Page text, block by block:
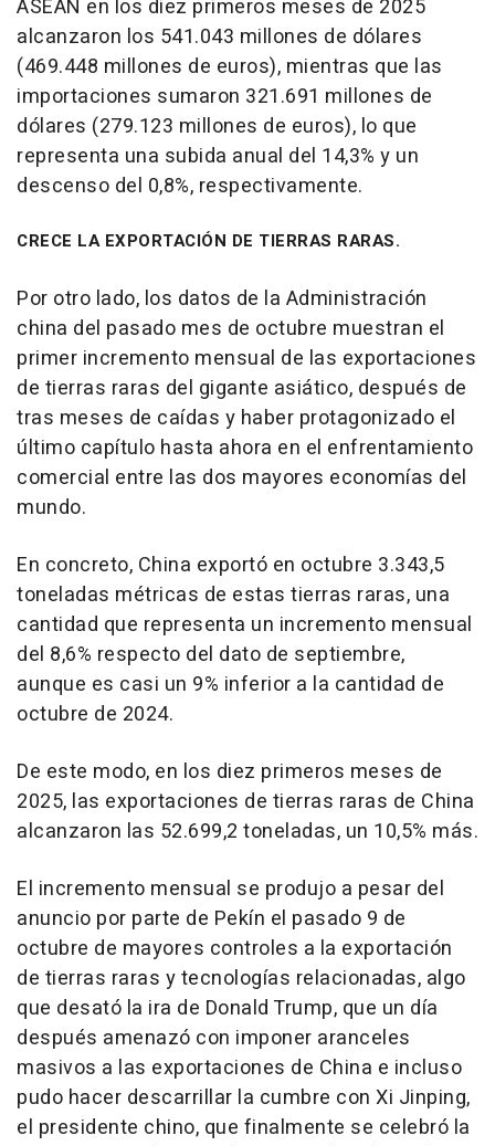
ASEAN en los diez primeros meses de 2025
alcanzaron los 541.043 millones de dólares
(469.448 millones de euros), mientras que las
importaciones sumaron 321.691 millones de
dólares (279.123 millones de euros), lo que
representa una subida anual del 14,3% y un
descenso del 0,8%, respectivamente.
CRECE LA EXPORTACIÓN DE TIERRAS RARAS.
Por otro lado, los datos de la Administración
china del pasado mes de octubre muestran el
primer incremento mensual de las exportaciones
de tierras raras del gigante asiático, después de
tras meses de caídas y haber protagonizado el
último capítulo hasta ahora en el enfrentamiento
comercial entre las dos mayores economías del
mundo.
En concreto, China exportó en octubre 3.343,5
toneladas métricas de estas tierras raras, una
cantidad que representa un incremento mensual
del 8,6% respecto del dato de septiembre,
aunque es casi un 9% inferior a la cantidad de
octubre de 2024.
De este modo, en los diez primeros meses de
2025, las exportaciones de tierras raras de China
alcanzaron las 52.699,2 toneladas, un 10,5% más.
El incremento mensual se produjo a pesar del
anuncio por parte de Pekín el pasado 9 de
octubre de mayores controles a la exportación
de tierras raras y tecnologías relacionadas, algo
que desató la ira de Donald Trump, que un día
después amenazó con imponer aranceles
masivos a las exportaciones de China e incluso
pudo hacer descarrillar la cumbre con Xi Jinping,
el presidente chino, que finalmente se celebró la